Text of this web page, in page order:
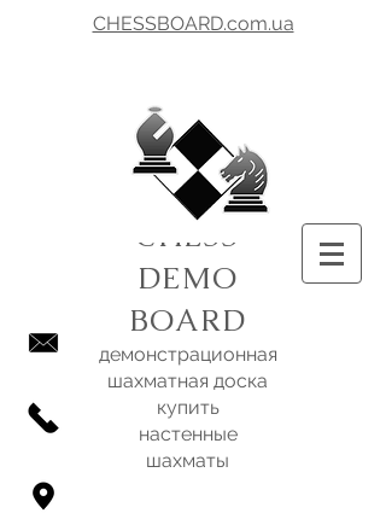
CHESSBOARD.com.ua
CHESS
DEMO
BOARD
демонстрационная
шахматная доска
купить
настенные
шахматы